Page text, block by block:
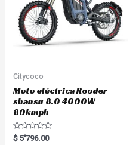
Citycoco
Moto eléctrica Rooder
shansu 8.0 4000W
80kmph
R
a
$ 5'796.00